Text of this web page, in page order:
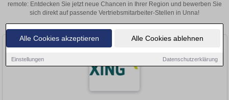
Alle Cookies akzeptieren Alle Cookies ablehnen
Einstellungen Datenschutzerklärung
remote: Entdecken Sie jetzt neue Chancen in Ihrer Region und bewerben Sie
sich direkt auf passende Vertriebsmitarbeiter-Stellen in Unna!